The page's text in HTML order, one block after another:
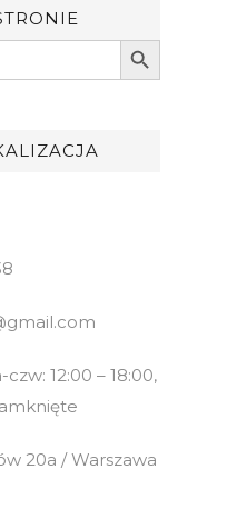
Search Button
12:00 – 18:00,
20a / Warszawa